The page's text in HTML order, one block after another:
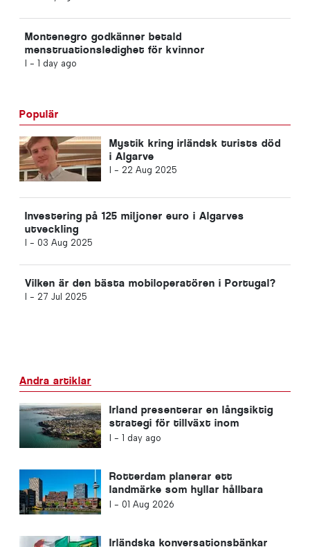
Montenegro godkänner betald
menstruationsledighet för kvinnor
I - 1 day ago
Populär
Mystik kring irländsk turists död
i Algarve
I - 22 Aug 2025
Investering på 125 miljoner euro i Algarves
utveckling
I - 03 Aug 2025
Vilken är den bästa mobiloperatören i Portugal?
I - 27 Jul 2025
Andra artiklar
Irland presenterar en långsiktig
strategi för tillväxt inom
turismen
I - 1 day ago
Rotterdam planerar ett
landmärke som hyllar hållbara
lösningar
I - 01 Aug 2026
Irländska konversationsbänkar